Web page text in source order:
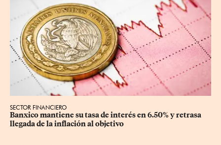
SECTOR FINANCIERO
Banxico mantiene su tasa de interés en 6.50% y retrasa
llegada de la inflación al objetivo